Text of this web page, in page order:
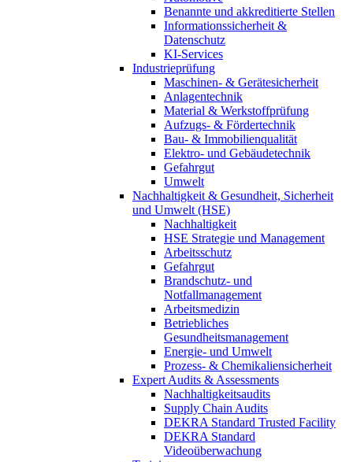
Benannte und akkreditierte Stellen
Informationssicherheit &
Datenschutz
KI-Services
Industrieprüfung
Maschinen- & Gerätesicherheit
Anlagentechnik
Material & Werkstoffprüfung
Aufzugs- & Fördertechnik
Bau- & Immobilienqualität
Elektro- und Gebäudetechnik
Gefahrgut
Umwelt
Nachhaltigkeit & Gesundheit, Sicherheit
und Umwelt (HSE)
Nachhaltigkeit
HSE Strategie und Management
Arbeitsschutz
Gefahrgut
Brandschutz- und
Notfallmanagement
Arbeitsmedizin
Betriebliches
Gesundheitsmanagement
Energie- und Umwelt
Prozess- & Chemikaliensicherheit
Expert Audits & Assessments
Nachhaltigkeitsaudits
Supply Chain Audits
DEKRA Standard Trusted Facility
DEKRA Standard
Videoüberwachung